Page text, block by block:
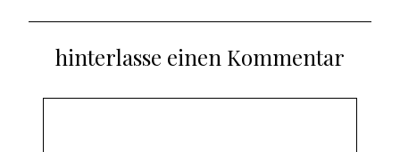
hinterlasse einen Kommentar